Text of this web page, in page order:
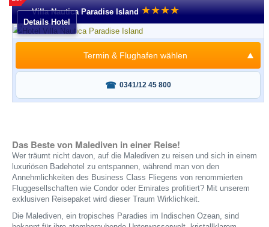
Villa Nautica Paradise Island ★★★★
Details Hotel
0341/12 45 800
Termin & Flughafen wählen
Das Beste von Malediven in einer Reise!
Wer träumt nicht davon, auf die Malediven zu reisen und sich in einem
luxuriösen Badehotel zu entspannen, während man von den
Annehmlichkeiten des Business Class Fliegens von renommierten
Fluggesellschaften wie Condor oder Emirates profitiert? Mit unserem
exklusiven Reisepaket wird dieser Traum Wirklichkeit.
Die Malediven, ein tropisches Paradies im Indischen Ozean, sind